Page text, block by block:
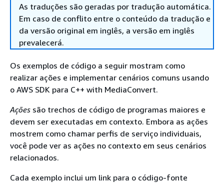
As traduções são geradas por tradução automática.
Em caso de conflito entre o conteúdo da tradução e
da versão original em inglês, a versão em inglês
prevalecerá.
Os exemplos de código a seguir mostram como
realizar ações e implementar cenários comuns usando
o AWS SDK para C++ with MediaConvert.
Ações são trechos de código de programas maiores e
devem ser executadas em contexto. Embora as ações
mostrem como chamar perfis de serviço individuais,
você pode ver as ações no contexto em seus cenários
relacionados.
Cada exemplo inclui um link para o código-fonte